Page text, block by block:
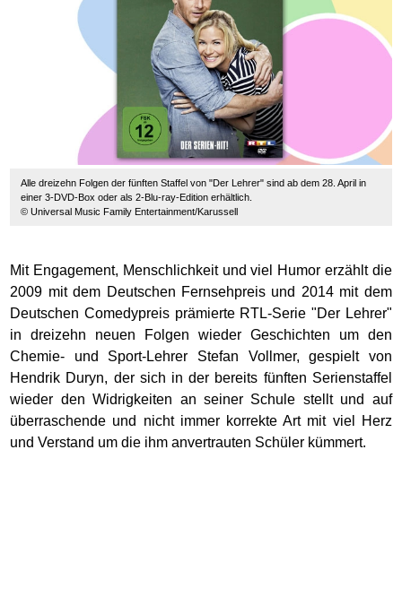
Alle dreizehn Folgen der fünften Staffel von "Der Lehrer" sind ab dem 28. April in
einer 3-DVD-Box oder als 2-Blu-ray-Edition erhältlich.
© Universal Music Family Entertainment/Karussell
Mit Engagement, Menschlichkeit und viel Humor erzählt die
2009 mit dem Deutschen Fernsehpreis und 2014 mit dem
Deutschen Comedypreis prämierte RTL-Serie "Der Lehrer"
in dreizehn neuen Folgen wieder Geschichten um den
Chemie- und Sport-Lehrer Stefan Vollmer, gespielt von
Hendrik Duryn, der sich in der bereits fünften Serienstaffel
wieder den Widrigkeiten an seiner Schule stellt und auf
überraschende und nicht immer korrekte Art mit viel Herz
und Verstand um die ihm anvertrauten Schüler kümmert.